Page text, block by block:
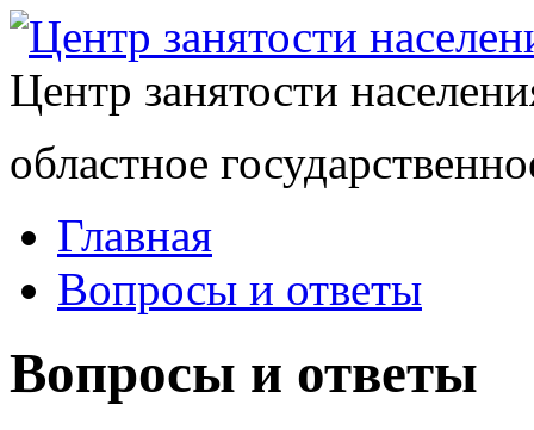
Центр занятости
областное
Главная
Вопросы и ответы
Вопросы и ответы